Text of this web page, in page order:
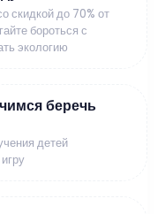
скидкой до 70% от
бороться с
экологию
беречь
детей